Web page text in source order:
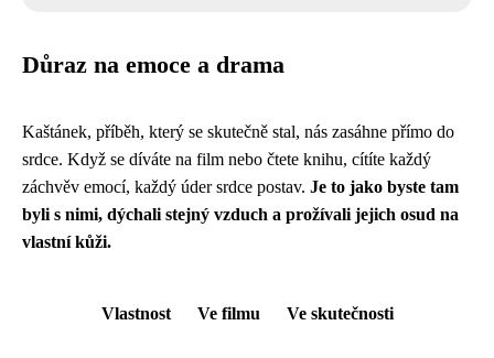
Důraz na emoce a drama
Kaštánek, příběh, který se skutečně stal, nás zasáhne přímo do
srdce. Když se díváte na film nebo čtete knihu, cítíte každý
záchvěv emocí, každý úder srdce postav. Je to jako byste tam
byli s nimi, dýchali stejný vzduch a prožívali jejich osud na
vlastní kůži.
Vlastnost Ve filmu Ve skutečnosti